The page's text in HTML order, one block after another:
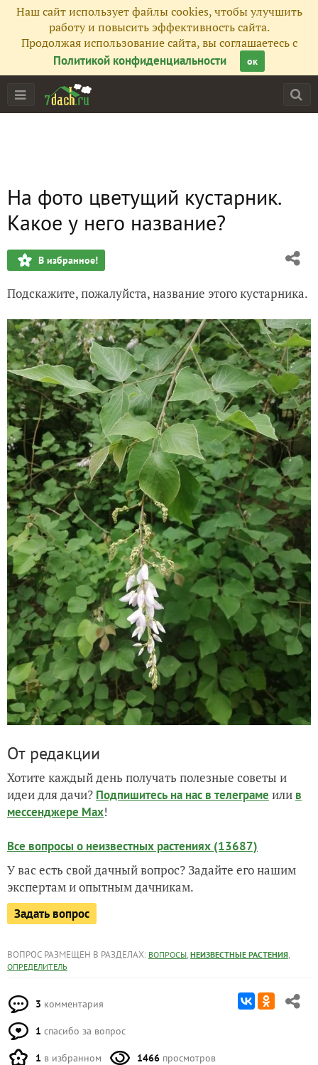
Наш сайт использует файлы cookies, чтобы улучшить
работу и повысить эффективность сайта.
Продолжая использование сайта, вы соглашаетесь с
Политикой конфиденциальности
ок
На фото цветущий кустарник.
Какое у него название?
В избранное!
Подскажите, пожалуйста, название этого кустарника.
От редакции
Хотите каждый день получать полезные советы и
идеи для дачи? Подпишитесь на нас в телеграме или в
мессенджере Max!
Все вопросы о неизвестных растениях (13687)
У вас есть свой дачный вопрос? Задайте его нашим
экспертам и опытным дачникам.
Задать вопрос
ВОПРОС РАЗМЕЩЕН В РАЗДЕЛАХ: ВОПРОСЫ, НЕИЗВЕСТНЫЕ РАСТЕНИЯ,
ОПРЕДЕЛИТЕЛЬ
3 комментария
1 спасибо за вопрос
1 в избранном 1466 просмотров